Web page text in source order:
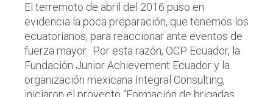
El terremoto de abril del 2016 puso en
evidencia la poca preparación, que tenemos los
ecuatorianos, para reaccionar ante eventos de
fuerza mayor. Por esta razón, OCP Ecuador, la
Fundación Junior Achievement Ecuador y la
organización mexicana Integral Consulting,
iniciaron el proyecto “Formación de brigadas